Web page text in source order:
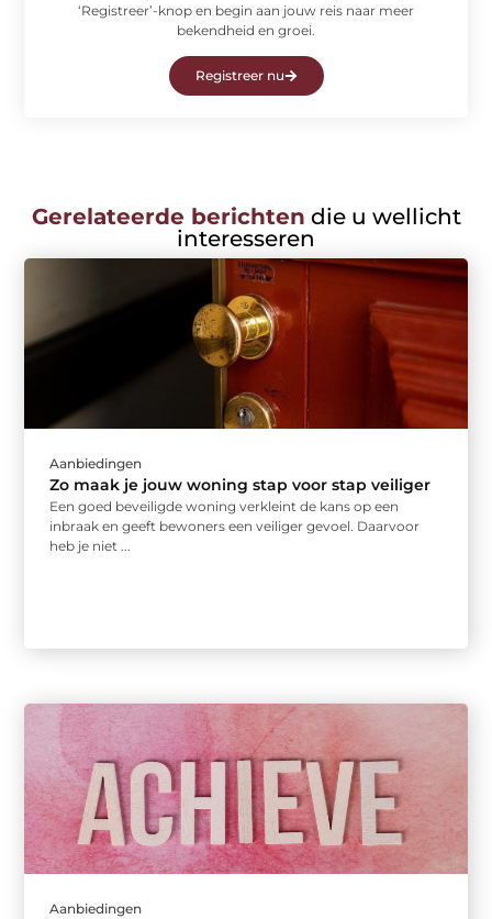
‘Registreer’-knop en begin aan jouw reis naar meer
bekendheid en groei.
Registreer nu
Gerelateerde berichten die u wellicht
interesseren
Aanbiedingen
Zo maak je jouw woning stap voor stap veiliger
Een goed beveiligde woning verkleint de kans op een
inbraak en geeft bewoners een veiliger gevoel. Daarvoor
heb je niet ...
Aanbiedingen